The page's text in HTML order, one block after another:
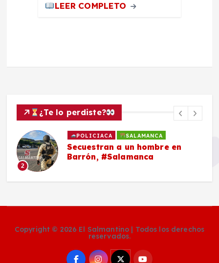
LEER COMPLETO
¿Te lo perdiste?
2
POLICIACA SALAMANCA
Secuestran a un hombre en
Barrón, #Salamanca
Copyright © 2026 El Salmantino | Todos los derechos
reservados.